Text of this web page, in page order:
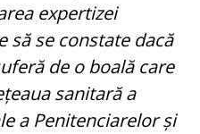
expertizei
să se constate dacă
de o boală care
sanitară a
a Penitenciarelor și